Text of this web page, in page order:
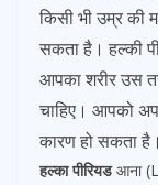
किसी भी उम्र की
सकता है। हल्की
आपका शरीर उस
चाहिए। आपको
कारण हो सकता है।
हल्का पीरियडआना